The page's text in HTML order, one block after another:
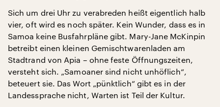
Sich um drei Uhr zu verabreden heißt eigentlich halb
vier, oft wird es noch später. Kein Wunder, dass es in
Samoa keine Busfahrpläne gibt. Mary-Jane McKinpin
betreibt einen kleinen Gemischtwarenladen am
Stadtrand von Apia – ohne feste Öffnungszeiten,
versteht sich. „Samoaner sind nicht unhöflich“,
beteuert sie. Das Wort „pünktlich“ gibt es in der
Landessprache nicht, Warten ist Teil der Kultur.